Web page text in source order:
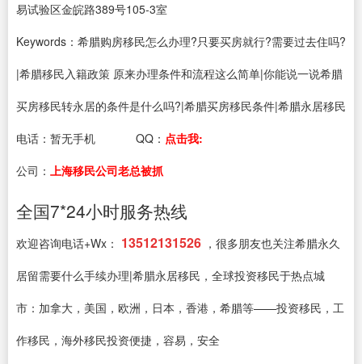
易试验区金皖路389号105-3室
Keywords：希腊购房移民怎么办理?只要买房就行?需要过去住吗?
|希腊移民入籍政策 原来办理条件和流程这么简单|你能说一说希腊
买房移民转永居的条件是什么吗?|希腊买房移民条件|希腊永居移民
电话： 暂无手机 QQ： 点击我:
公司： 上海移民公司老总被抓
全国7*24小时服务热线
欢迎咨询电话+Wx： 13512131526 ，很多朋友也关注希腊永久
居留需要什么手续办理|希腊永居移民，全球投资移民于热点城
市：加拿大，美国，欧洲，日本，香港，希腊等——投资移民，工
作移民，海外移民投资便捷，容易，安全